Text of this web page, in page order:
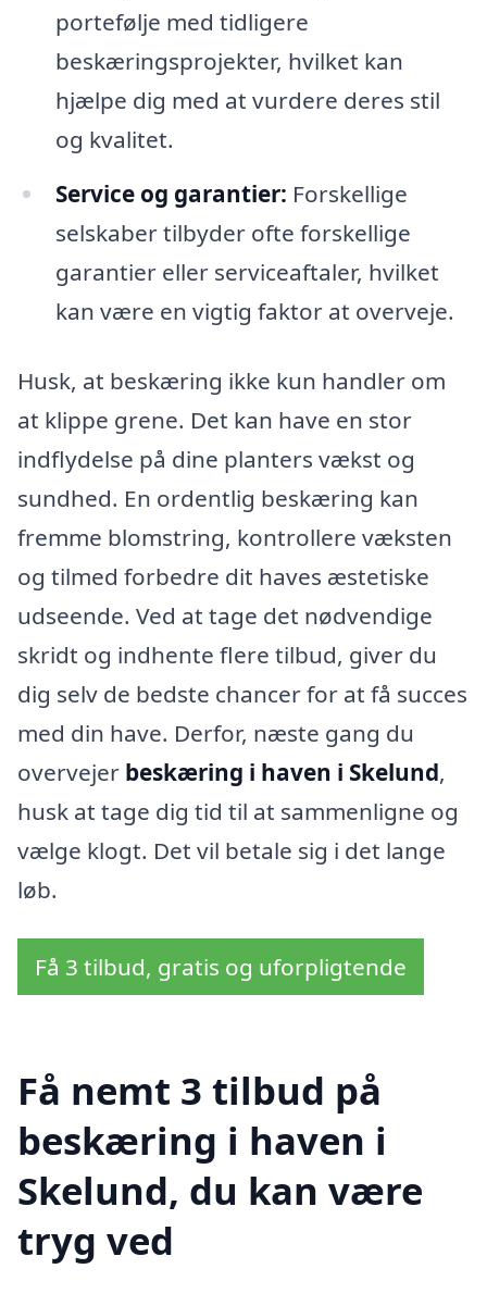
portefølje med tidligere
beskæringsprojekter, hvilket kan
hjælpe dig med at vurdere deres stil
og kvalitet.
Service og garantier: Forskellige
selskaber tilbyder ofte forskellige
garantier eller serviceaftaler, hvilket
kan være en vigtig faktor at overveje.
Husk, at beskæring ikke kun handler om
at klippe grene. Det kan have en stor
indflydelse på dine planters vækst og
sundhed. En ordentlig beskæring kan
fremme blomstring, kontrollere væksten
og tilmed forbedre dit haves æstetiske
udseende. Ved at tage det nødvendige
skridt og indhente flere tilbud, giver du
dig selv de bedste chancer for at få succes
med din have. Derfor, næste gang du
overvejer beskæring i haven i Skelund,
husk at tage dig tid til at sammenligne og
vælge klogt. Det vil betale sig i det lange
løb.
Få 3 tilbud, gratis og uforpligtende
Få nemt 3 tilbud på
beskæring i haven i
Skelund, du kan være
tryg ved